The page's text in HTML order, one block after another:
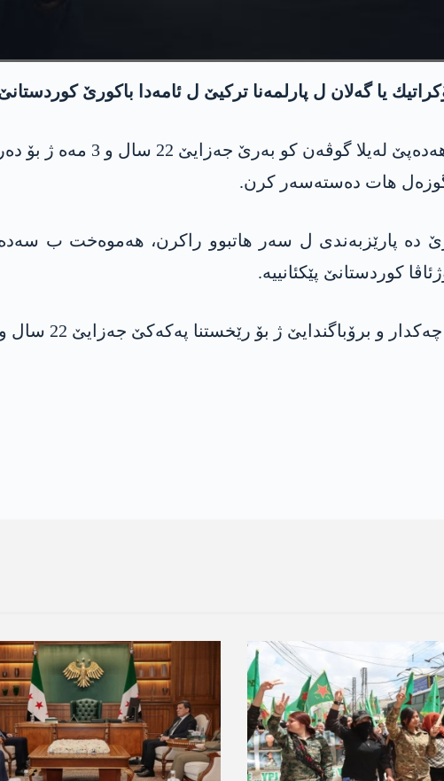
یا گه‌لان ل پارلمه‌نا تركیێ ل ئامه‌دا باكورێ
ل گۆری ئاگاهیێن ده‌ستێ مه‌،
گوزەل هات ده‌سته‌سه‌ر كرن.
ده‌ پارێزبه‌ندی ل سه‌ر هاتبوو راكرن، هه‌موه‌خت ب
كوردستانێ پێكئانییه‌.
ژ بۆ رێخستنا په‌كه‌كێ جه‌زایێ 22 سال و 3 مه‌هـ زیندان ژ بۆ ده‌رخستییه‌.